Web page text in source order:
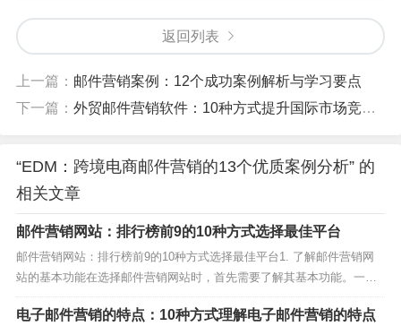
返回列表
上一篇： 邮件营销案例：12个成功案例解析与学习要点
下一篇： 外贸邮件营销软件：10种方式提升国际市场竞争力
“EDM：跨境电商邮件营销的13个优质案例分析” 的
相关文章
邮件营销网站：排行榜前9的10种方式选择最佳平台
邮件营销网站：排行榜前9的10种方式选择最佳平台1. 了解邮件营销网
站的基本功能在选择邮件营销网站时，首先需要了解其基本功能。一个
好的邮件营销网站应该提供模板设计、自动化工具、分析报告等功能。
这些功能将帮助你更好地管理和优化你的邮件营销活动。2. 邮件营销网
电子邮件营销的特点：10种方式理解电子邮件营销的特点